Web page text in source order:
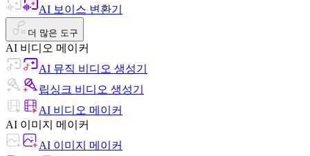
AI 보이스 변환기
더 많은 도구
AI 비디오 메이커
AI 뮤직 비디오 생성기
립싱크 비디오 생성기
AI 비디오 메이커
AI 이미지 메이커
AI 이미지 메이커